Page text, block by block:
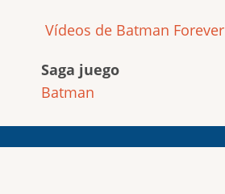
Vídeos de Batman Forever
Saga juego
Batman